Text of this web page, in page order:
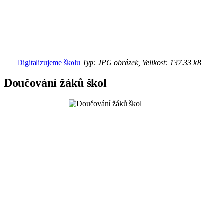
Digitalizujeme školu Typ: JPG obrázek, Velikost: 137.33 kB
Doučování žáků škol